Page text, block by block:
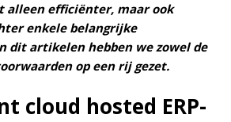
alleen efficiënter, maar ook
enkele belangrijke
dit artikelen hebben we zowel de
op een rij gezet.
cloud hosted ERP-